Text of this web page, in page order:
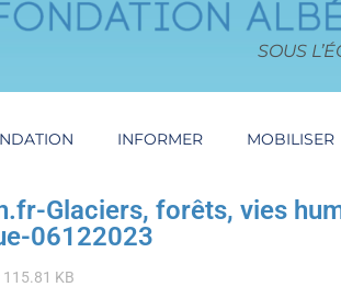
SOUS
INFORMER MOBILISER
Glaciers, forêts, vies
06122023
115.81 KB